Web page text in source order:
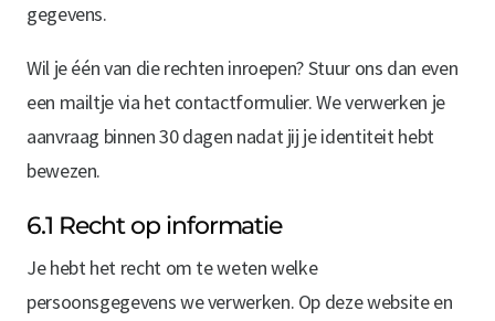
gegevens.
Wil je één van die rechten inroepen? Stuur ons dan even
een mailtje via het contactformulier. We verwerken je
aanvraag binnen 30 dagen nadat jij je identiteit hebt
bewezen.
6.1 Recht op informatie
Je hebt het recht om te weten welke
persoonsgegevens we verwerken. Op deze website en